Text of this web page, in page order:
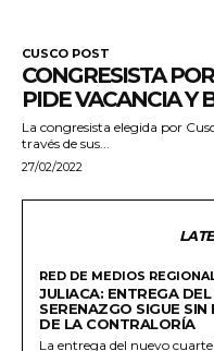
CUSCO POST
CONGRESISTA
PIDE VACANCIA Y
La congresista elegida por
través de sus...
27/02/2022
RED DE MEDIOS
JULIACA: ENTREGA
SERENAZGO SIGUE
DE LA CONTRALORÍA
La entrega del nuevo